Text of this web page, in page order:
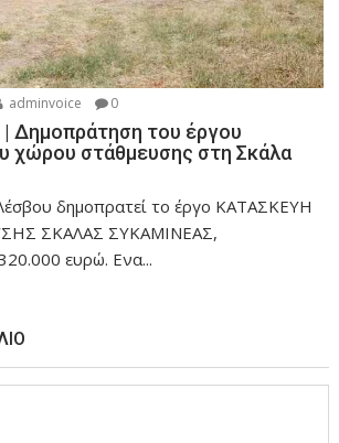
adminvoice 0
Δημοπράτηση του έργου
χώρου στάθμευσης στη Σκάλα
δημοπρατεί το έργο ΚΑΤΑΣΚΕΥΗ
ΣΚΑΛΑΣ ΣΥΚΑΜΙΝΕΑΣ,
ευρώ. Ενα...